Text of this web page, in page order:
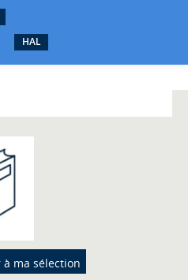
HAL
ma sélection